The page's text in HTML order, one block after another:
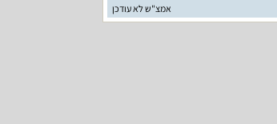
אמצ"ש לא עודכן